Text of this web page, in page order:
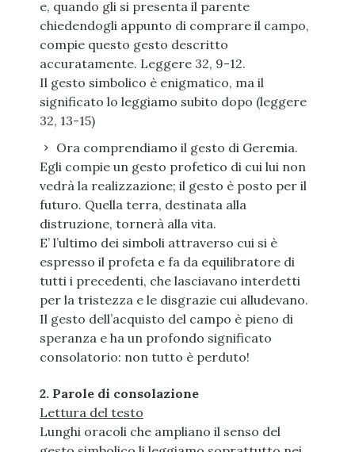
e, quando gli si presenta il parente
chiedendogli appunto di comprare il campo,
compie questo gesto descritto
accuratamente. Leggere 32, 9-12.
Il gesto simbolico è enigmatico, ma il
significato lo leggiamo subito dopo (leggere
32, 13-15)
Ora comprendiamo il gesto di Geremia.
Egli compie un gesto profetico di cui lui non
vedrà la realizzazione; il gesto è posto per il
futuro. Quella terra, destinata alla
distruzione, tornerà alla vita.
E’ l’ultimo dei simboli attraverso cui si è
espresso il profeta e fa da equilibratore di
tutti i precedenti, che lasciavano interdetti
per la tristezza e le disgrazie cui alludevano.
Il gesto dell’acquisto del campo è pieno di
speranza e ha un profondo significato
consolatorio: non tutto è perduto!
2. Parole di consolazione
Lettura del testo
Lunghi oracoli che ampliano il senso del